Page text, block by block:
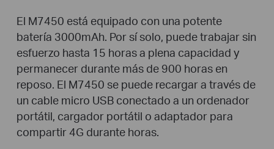
El M7450 está equipado con una potente
batería 3000mAh. Por sí solo, puede trabajar sin
esfuerzo hasta 15 horas a plena capacidad y
permanecer durante más de 900 horas en
reposo. El M7450 se puede recargar a través de
un cable micro USB conectado a un ordenador
portátil, cargador portátil o adaptador para
compartir 4G durante horas.